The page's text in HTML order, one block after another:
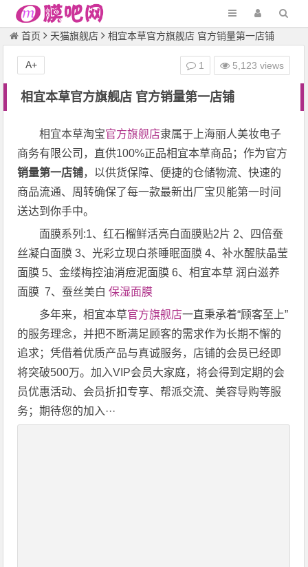
首页 天猫旗舰店 相宜本草官方旗舰店 官方销量第一店铺
相宜本草官方旗舰店 官方销量第一店铺
1 5,123 views
A+
相宜本草淘宝官方旗舰店隶属于上海丽人美妆电子
商务有限公司，直供100%正品相宜本草商品；作为官方
销量第一店铺，以供货保障、便捷的仓储物流、快速的
商品流通、周转确保了每一款最新出厂宝贝能第一时间
送达到你手中。
面膜系列:1、红石榴鲜活亮白面膜贴2片 2、四倍蚕
丝凝白面膜 3、光彩立现白茶睡眠面膜 4、补水醒肤晶莹
面膜 5、金缕梅控油消痘泥面膜 6、相宜本草 润白滋养
面膜 7、蚕丝美白保湿面膜
多年来，相宜本草官方旗舰店一直秉承着“顾客至上”
的服务理念，并把不断满足顾客的需求作为长期不懈的
追求；凭借着优质产品与真诚服务，店铺的会员已经即
将突破500万。加入VIP会员大家庭，将会得到定期的会
员优惠活动、会员折扣专享、帮派交流、美容导购等服
务；期待您的加入···